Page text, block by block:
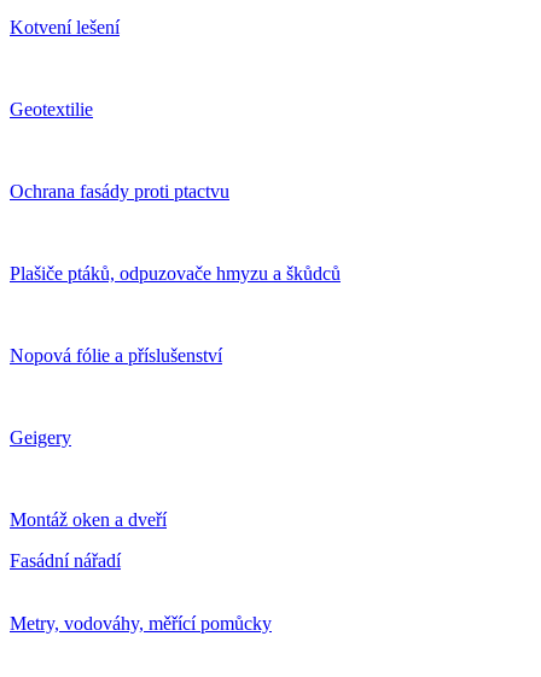
Kotvení lešení
Geotextilie
Ochrana fasády proti ptactvu
Plašiče ptáků, odpuzovače hmyzu a škůdců
Nopová fólie a příslušenství
Geigery
Montáž oken a dveří
Fasádní nářadí
Metry, vodováhy, měřící pomůcky